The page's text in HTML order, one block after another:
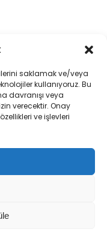
saklamak ve/veya
kullanıyoruz. Bu
davranışı veya
verecektir. Onay
ve işlevleri